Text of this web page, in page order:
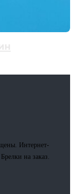
Интернет-
на заказ.